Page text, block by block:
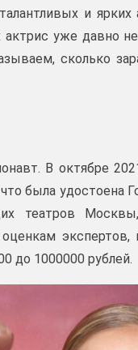
и
уже давно
сколько
В октябре
была удостоена
театров
оценкам
до 1000000 рублей.